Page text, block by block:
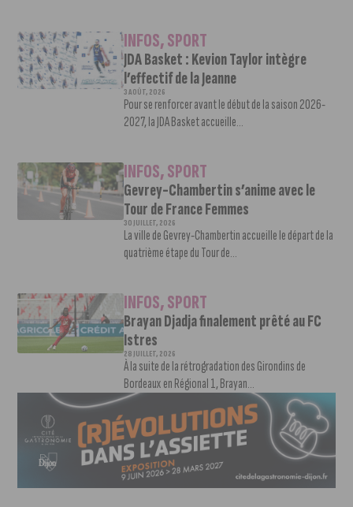
INFOS,SPORT
JDA Basket : Kevion Taylor intègre
l’effectif de la Jeanne
3 AOÛT, 2026
Pour se renforcer avant le début de la saison 2026-
2027, la JDA Basket accueille...
INFOS,SPORT
Gevrey-Chambertin s’anime avec le
Tour de France Femmes
30 JUILLET, 2026
La ville de Gevrey-Chambertin accueille le départ de la
quatrième étape du Tour de...
INFOS,SPORT
Brayan Djadja finalement prêté au FC
Istres
28 JUILLET, 2026
À la suite de la rétrogradation des Girondins de
Bordeaux en Régional 1, Brayan...